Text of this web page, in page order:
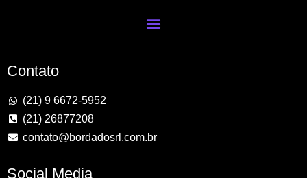
Contato
(21) 9 6672-5952
(21) 26877208
contato@bordadosrl.com.br
Social Media